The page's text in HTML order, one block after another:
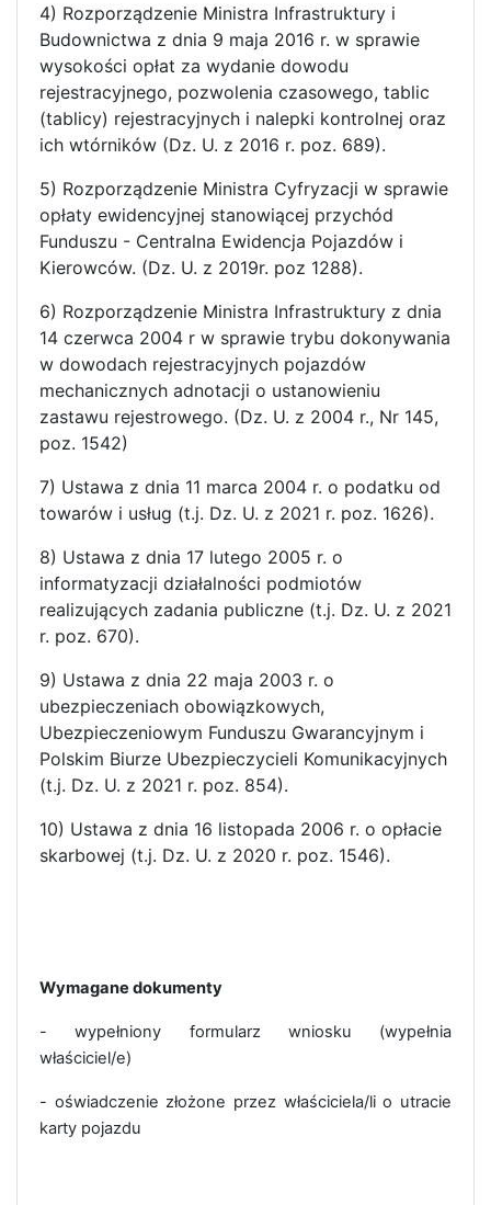
4) Rozporządzenie Ministra Infrastruktury i
Budownictwa z dnia 9 maja 2016 r. w sprawie
wysokości opłat za wydanie dowodu
rejestracyjnego, pozwolenia czasowego, tablic
(tablicy) rejestracyjnych i nalepki kontrolnej oraz
ich wtórników (Dz. U. z 2016 r. poz. 689).
5) Rozporządzenie Ministra Cyfryzacji w sprawie
opłaty ewidencyjnej stanowiącej przychód
Funduszu - Centralna Ewidencja Pojazdów i
Kierowców. (Dz. U. z 2019r. poz 1288).
6) Rozporządzenie Ministra Infrastruktury z dnia
14 czerwca 2004 r w sprawie trybu dokonywania
w dowodach rejestracyjnych pojazdów
mechanicznych adnotacji o ustanowieniu
zastawu rejestrowego. (Dz. U. z 2004 r., Nr 145,
poz. 1542)
7) Ustawa z dnia 11 marca 2004 r. o podatku od
towarów i usług (t.j. Dz. U. z 2021 r. poz. 1626).
8) Ustawa z dnia 17 lutego 2005 r. o
informatyzacji działalności podmiotów
realizujących zadania publiczne (t.j. Dz. U. z 2021
r. poz. 670).
9) Ustawa z dnia 22 maja 2003 r. o
ubezpieczeniach obowiązkowych,
Ubezpieczeniowym Funduszu Gwarancyjnym i
Polskim Biurze Ubezpieczycieli Komunikacyjnych
(t.j. Dz. U. z 2021 r. poz. 854).
10) Ustawa z dnia 16 listopada 2006 r. o opłacie
skarbowej (t.j. Dz. U. z 2020 r. poz. 1546).
Wymagane dokumenty
- wypełniony formularz wniosku (wypełnia
właściciel/e)
- oświadczenie złożone przez właściciela/li o utracie
karty pojazdu